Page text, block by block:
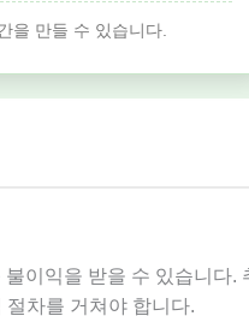
을 만들 수 있습니다.
이익을 받을 수 있습니다.
차를 거쳐야 합니다.